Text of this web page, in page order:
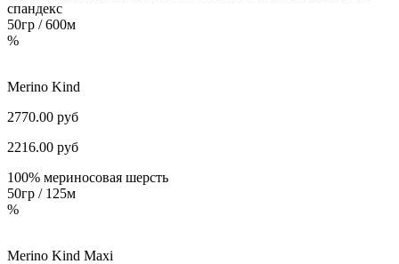
спандекс
50гр / 600м
%
Merino Kind
2770.00 руб
2216.00 руб
100% мериносовая шерсть
50гр / 125м
%
Merino Kind Maxi